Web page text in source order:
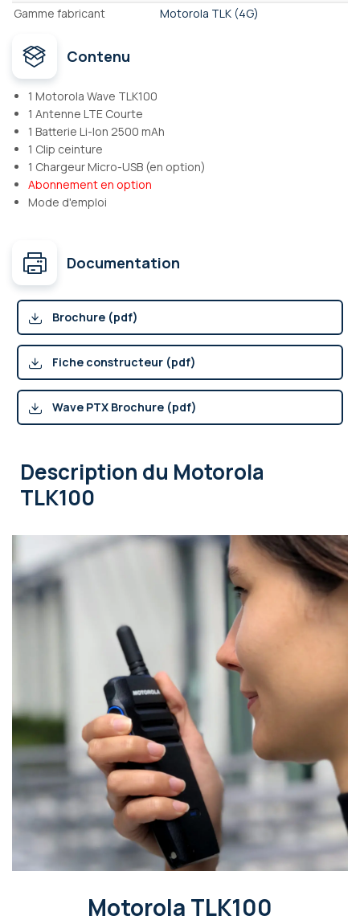
Gamme fabricant
Motorola TLK (4G)
Contenu
1 Motorola Wave TLK100
1 Antenne LTE Courte
1 Batterie Li-Ion 2500 mAh
1 Clip ceinture
1 Chargeur Micro-USB (en option)
Abonnement en option
Mode d'emploi
Documentation
Brochure (pdf)
Fiche constructeur (pdf)
Wave PTX Brochure (pdf)
Description du Motorola
TLK100
Motorola TLK100